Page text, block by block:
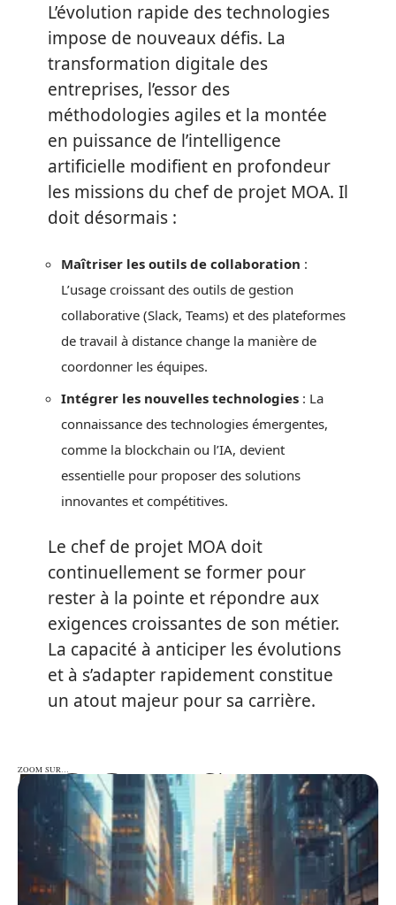
L’évolution rapide des technologies
impose de nouveaux défis. La
transformation digitale des
entreprises, l’essor des
méthodologies agiles et la montée
en puissance de l’intelligence
artificielle modifient en profondeur
les missions du chef de projet MOA. Il
doit désormais :
Maîtriser les outils de collaboration :
L’usage croissant des outils de gestion
collaborative (Slack, Teams) et des plateformes
de travail à distance change la manière de
coordonner les équipes.
Intégrer les nouvelles technologies : La
connaissance des technologies émergentes,
comme la blockchain ou l’IA, devient
essentielle pour proposer des solutions
innovantes et compétitives.
Le chef de projet MOA doit
continuellement se former pour
rester à la pointe et répondre aux
exigences croissantes de son métier.
La capacité à anticiper les évolutions
et à s’adapter rapidement constitue
un atout majeur pour sa carrière.
ZOOM SUR…
ZOOM SUR…